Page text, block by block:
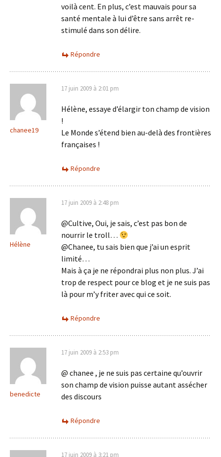
voilà cent. En plus, c’est mauvais pour sa
santé mentale à lui d’être sans arrêt re-
stimulé dans son délire.
Répondre
chanee19
17 juin 2009 à 2:01 pm
Hélène, essaye d’élargir ton champ de vision
!
Le Monde s’étend bien au-delà des frontières
françaises !
Répondre
Hélène
17 juin 2009 à 2:48 pm
@Cultive, Oui, je sais, c’est pas bon de
nourrir le troll…
@Chanee, tu sais bien que j’ai un esprit
limité…
Mais à ça je ne répondrai plus non plus. J’ai
trop de respect pour ce blog et je ne suis pas
là pour m’y friter avec qui ce soit.
Répondre
benedicte
17 juin 2009 à 2:53 pm
@ chanee , je ne suis pas certaine qu’ouvrir
son champ de vision puisse autant assécher
des discours
Répondre
17 juin 2009 à 3:21 pm